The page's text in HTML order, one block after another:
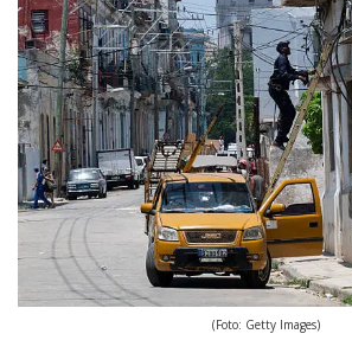
(Foto: Getty Images)